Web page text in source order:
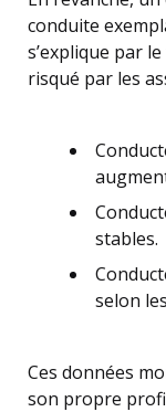
conduite
s’explique par
risqué par les
stables.
selon
Ces données
son propre